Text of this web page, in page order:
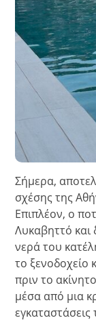
Σήμερα,
σχέσης της
Επιπλέον, ο
Λυκαβηττό και
νερά του
το ξενοδοχείο
πριν το
μέσα από μια
εγκαταστάσεις